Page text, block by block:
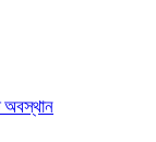
অবস্থান